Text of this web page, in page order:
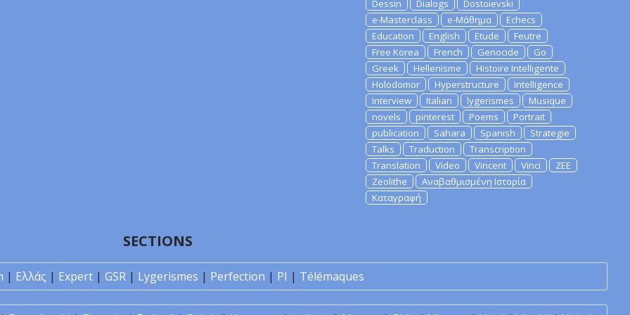
Dessin
Dialogs
Dostoievski
e-Masterclass
e-Μάθημα
Echecs
Education
English Etude
Feutre
Free Korea
French Genocide
Go
Greek
Hellenisme
Histoire Intelligente
Holodomor
Hyperstructure
Intelligence
Interview
Italian lygerismes
Musique
novels
pinterest Poems
Portrait
publication
Sahara Spanish
Strategie
Talks
Traduction
Transcription
Translation
Video Vincent Vinci
ZEE
Zeolithe
Αναβαθμισμένη Ιστορία
Καταγραφή
SECTIONS
| Ελλάς | Expert | GSR | Lygerismes | Perfection | PI | Télémaques